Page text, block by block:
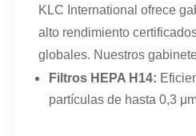
KLC International ofrece
alto rendimiento
globales. Nuestros
Filtros HEPA H14:
partículas de hasta 0,3